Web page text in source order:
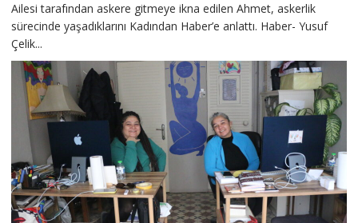
Ailesi tarafından askere gitmeye ikna edilen Ahmet, askerlik
sürecinde yaşadıklarını Kadından Haber’e anlattı. Haber- Yusuf
Çelik...